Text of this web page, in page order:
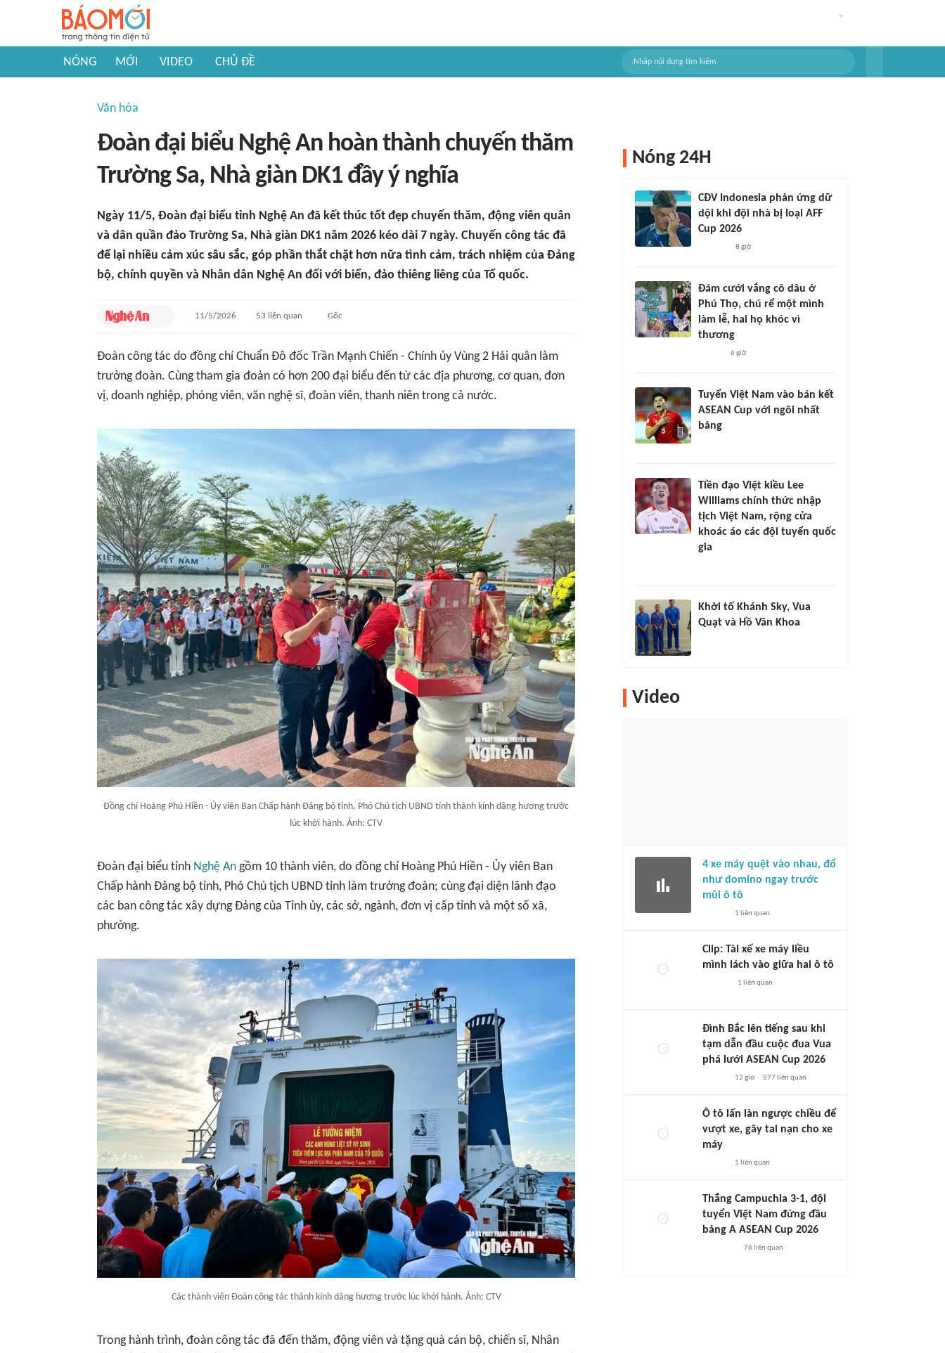
NÓNG MỚI VIDEO CHỦ ĐỀ
Văn hóa
Đoàn đại biểu Nghệ An hoàn thành chuyến thăm
Trường Sa, Nhà giàn DK1 đầy ý nghĩa
Ngày 11/5, Đoàn đại biểu tỉnh Nghệ An đã kết thúc tốt đẹp chuyến thăm, động viên quân
và dân quần đảo Trường Sa, Nhà giàn DK1 năm 2026 kéo dài 7 ngày. Chuyến công tác đã
để lại nhiều cảm xúc sâu sắc, góp phần thắt chặt hơn nữa tình cảm, trách nhiệm của Đảng
bộ, chính quyền và Nhân dân Nghệ An đối với biển, đảo thiêng liêng của Tổ quốc.
11/5/2026 53 liên quan Gốc
Đoàn công tác do đồng chí Chuẩn Đô đốc Trần Mạnh Chiến - Chính ủy Vùng 2 Hải quân làm
trưởng đoàn. Cùng tham gia đoàn có hơn 200 đại biểu đến từ các địa phương, cơ quan, đơn
vị, doanh nghiệp, phóng viên, văn nghệ sĩ, đoàn viên, thanh niên trong cả nước.
Đồng chí Hoàng Phú Hiền - Ủy viên Ban Chấp hành Đảng bộ tỉnh, Phó Chủ tịch UBND tỉnh thành kính dâng hương trước
lúc khởi hành. Ảnh: CTV
Đoàn đại biểu tỉnh Nghệ An gồm 10 thành viên, do đồng chí Hoàng Phú Hiền - Ủy viên Ban
Chấp hành Đảng bộ tỉnh, Phó Chủ tịch UBND tỉnh làm trưởng đoàn; cùng đại diện lãnh đạo
các ban công tác xây dựng Đảng của Tỉnh ủy, các sở, ngành, đơn vị cấp tỉnh và một số xã,
phường.
Các thành viên Đoàn công tác thành kính dâng hương trước lúc khởi hành. Ảnh: CTV
Trong hành trình, đoàn công tác đã đến thăm, động viên và tặng quà cán bộ, chiến sĩ, Nhân
Nóng 24H
CĐV Indonesia phản ứng dữ
dội khi đội nhà bị loại AFF
Cup 2026
8 giờ
Đám cưới vắng cô dâu ở
Phú Thọ, chú rể một mình
làm lễ, hai họ khóc vì
thương
6 giờ
Tuyển Việt Nam vào bán kết
ASEAN Cup với ngôi nhất
bảng
Tiền đạo Việt kiều Lee
Williams chính thức nhập
tịch Việt Nam, rộng cửa
khoác áo các đội tuyển quốc
gia
Khởi tố Khánh Sky, Vua
Quạt và Hồ Văn Khoa
Video
4 xe máy quệt vào nhau, đổ
như domino ngay trước
mũi ô tô
1 liên quan
Clip: Tài xế xe máy liều
mình lách vào giữa hai ô tô
1 liên quan
Đình Bắc lên tiếng sau khi
tạm dẫn đầu cuộc đua Vua
phá lưới ASEAN Cup 2026
12 giờ 577liên quan
Ô tô lấn làn ngược chiều để
vượt xe, gây tai nạn cho xe
máy
1 liên quan
Thắng Campuchia 3-1, đội
tuyển Việt Nam đứng đầu
bảng A ASEAN Cup 2026
76 liên quan